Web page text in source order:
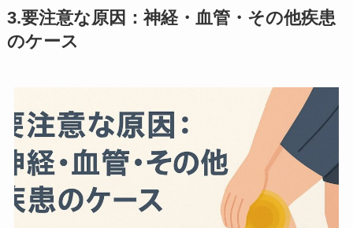
3.要注意な原因：神経・血管・その他疾患
のケース